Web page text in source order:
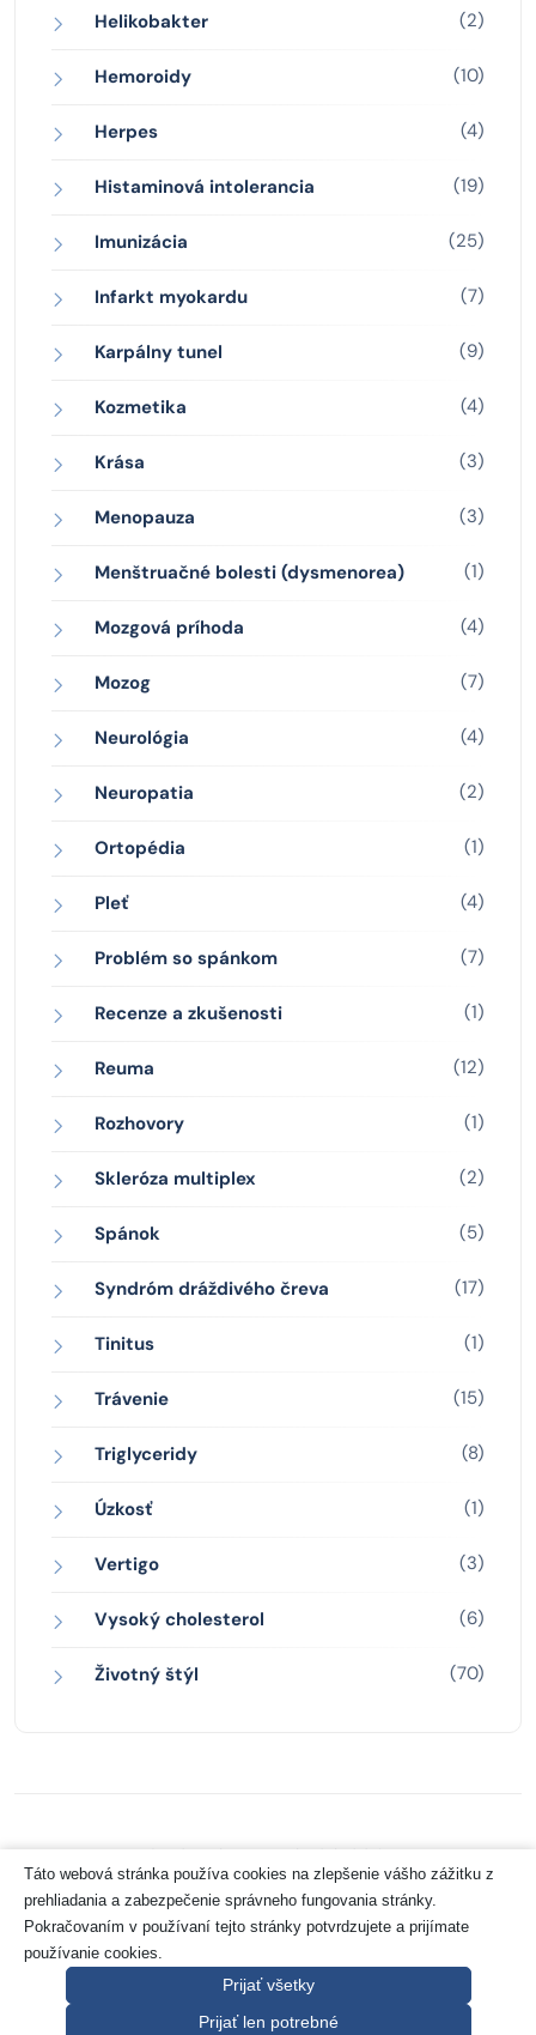
Helikobakter (2)
Hemoroidy (10)
Herpes (4)
Histaminová intolerancia (19)
Imunizácia (25)
Infarkt myokardu (7)
Karpálny tunel (9)
Kozmetika (4)
Krása (3)
Menopauza (3)
Menštruačné bolesti (dysmenorea) (1)
Mozgová príhoda (4)
Mozog (7)
Neurológia (4)
Neuropatia (2)
Ortopédia (1)
Pleť (4)
Problém so spánkom (7)
Recenze a zkušenosti (1)
Reuma (12)
Rozhovory (1)
Skleróza multiplex (2)
Spánok (5)
Syndróm dráždivého čreva (17)
Tinitus (1)
Trávenie (15)
Triglyceridy (8)
Úzkosť (1)
Vertigo (3)
Vysoký cholesterol (6)
Životný štýl (70)
Zásady ochrany osobných údajov
Copyright 2026 © Pharco Grancreo GmbH
Návrat hore
Táto webová stránka používa cookies na zlepšenie vášho zážitku z
prehliadania a zabezpečenie správneho fungovania stránky.
Pokračovaním v používaní tejto stránky potvrdzujete a prijímate
používanie cookies.
Prijať všetky
Prijať len potrebné